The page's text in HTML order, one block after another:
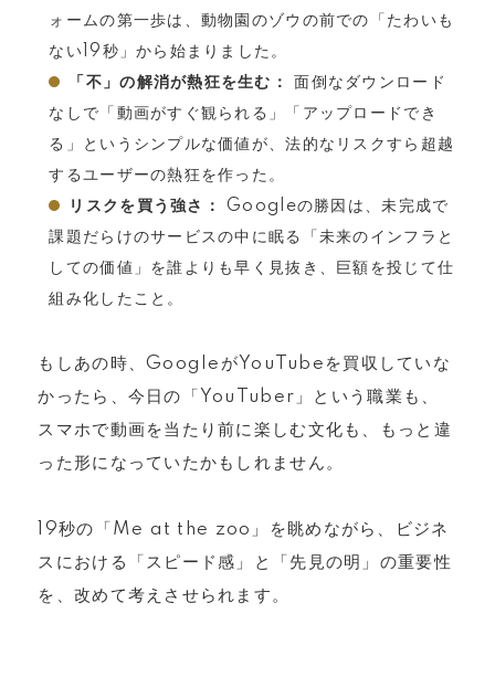
ォームの第一歩は、動物園のゾウの前での「たわいも
ない19秒」から始まりました。
「不」の解消が熱狂を生む：
面倒なダウンロード
なしで「動画がすぐ観られる」「アップロードでき
る」というシンプルな価値が、法的なリスクすら超越
するユーザーの熱狂を作った。
リスクを買う強さ：
Googleの勝因は、未完成で
課題だらけのサービスの中に眠る「未来のインフラと
しての価値」を誰よりも早く見抜き、巨額を投じて仕
組み化したこと。
もしあの時、GoogleがYouTubeを買収していな
かったら、今日の「YouTuber」という職業も、
スマホで動画を当たり前に楽しむ文化も、もっと違
った形になっていたかもしれません。
19秒の「Me at the zoo」を眺めながら、ビジネ
スにおける「スピード感」と「先見の明」の重要性
を、改めて考えさせられます。